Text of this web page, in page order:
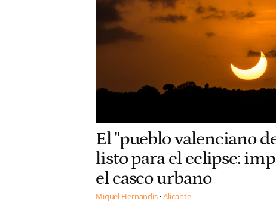
El "pueblo valenciano
listo para el eclipse:
el casco urbano
Miquel Hernandis Alicante